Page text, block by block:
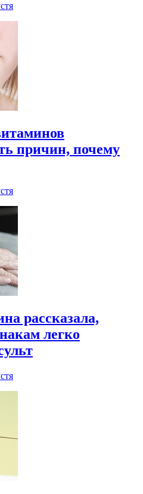
причин, почему
рассказала,
легко